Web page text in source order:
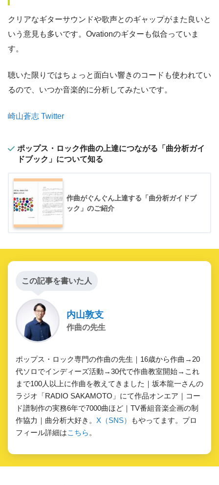
クリアなギターサウンドや歌声とのギャップがまた良いと
いう意見も多いです。Ovationのギターも似合っていま
す。
聴いた限りではちょっと面白い響きのコードも使われてい
るので、いつか音楽的に分析してみたいです。
崎山蒼志 Twitter
ポップス・ロック作曲の上達につながる「曲分析ガイ
ドブック」について知る
作曲がぐんぐん上達する「曲分析ガイドブ
ック」のご紹介
この記事を書いた人
内山敦支
作曲の先生
ポップス・ロック専門の作曲の先生｜16歳から作曲→20
代ソロでインディーズ活動→30代で作曲教室開始→これ
まで100人以上に作曲を教えてきました｜坂本龍一さんの
ラジオ「RADIO SAKAMOTO」にて作品オンエア｜コー
ド譜制作の実務6年で7000曲ほど｜TV番組音楽企画の制
作協力｜曲分析大好き。 X（SNS）
もやってます。プロ
フィール詳細はこちら 。